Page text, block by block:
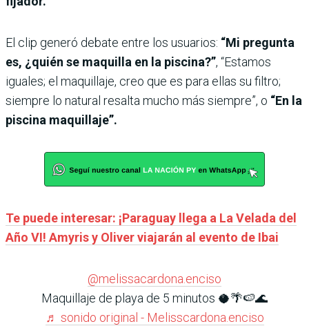
El clip generó debate entre los usuarios: “Mi pregunta
es, ¿quién se maquilla en la piscina?”, “Estamos
iguales; el maquillaje, creo que es para ellas su filtro;
siempre lo natural resalta mucho más siempre”, o “En la
piscina maquillaje”.
Te puede interesar: ¡Paraguay llega a La Velada del
Año VI! Amyris y Oliver viajarán al evento de Ibai
@melissacardona.enciso
Maquillaje de playa de 5 minutos 🥥🌴🍉🌊
♬ sonido original - Melisscardona.enciso